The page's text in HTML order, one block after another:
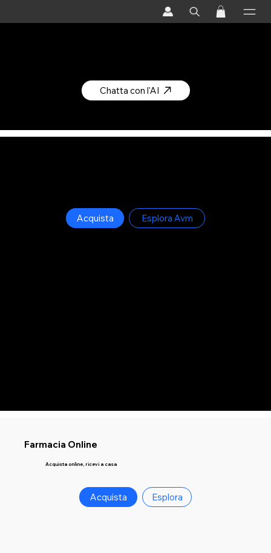
Chatta con l'AI
Acquista Esplora Avm
Farmacia Online
Acquista online, ricevi a casa
Acquista Esplora